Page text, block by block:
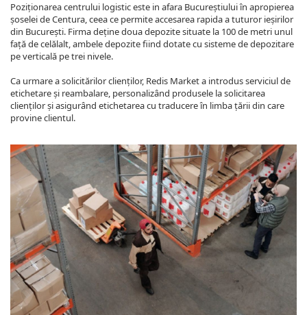
Poziționarea centrului logistic este in afara Bucureștiului în apropierea
șoselei de Centura, ceea ce permite accesarea rapida a tuturor ieșirilor
din București. Firma deține doua depozite situate la 100 de metri unul
față de celălalt, ambele depozite fiind dotate cu sisteme de depozitare
pe verticală pe trei nivele.
Ca urmare a solicitărilor clienților, Redis Market a introdus serviciul de
etichetare și reambalare, personalizând produsele la solicitarea
clienților și asigurând etichetarea cu traducere în limba țării din care
provine clientul.